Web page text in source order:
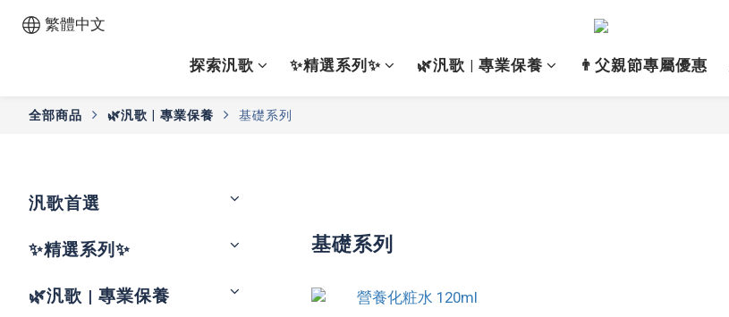
繁體中文
探索汎歌 ✨精選系列✨ 🌿汎歌 | 專業保養 👨父親節專屬優惠
全部商品 🌿汎歌 | 專業保養 基礎系列
汎歌首選
✨精選系列✨
🌿汎歌 | 專業保養
基礎系列